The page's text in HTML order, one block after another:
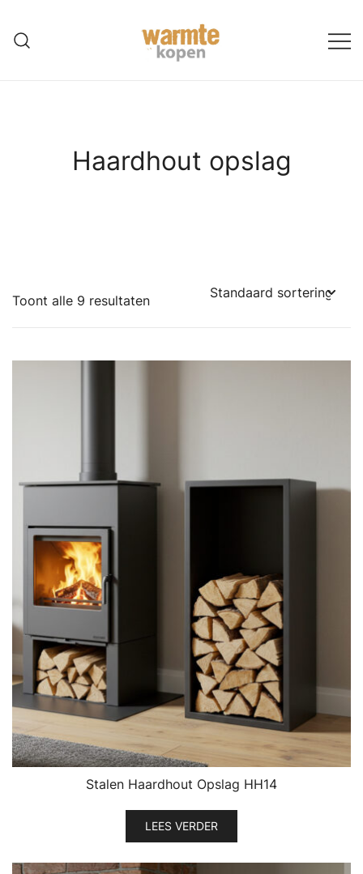
naar
Haardhout opslag
Toont alle 9 resultaten
Stalen Haardhout Opslag HH14
LEES VERDER